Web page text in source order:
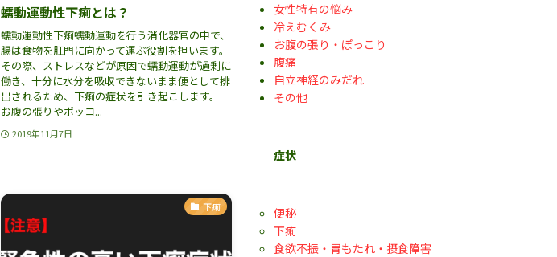
蠕動運動性下痢とは？
蠕動運動性下痢蠕動運動を行う消化器官の中で、
腸は食物を肛門に向かって運ぶ役割を担います。
その際、ストレスなどが原因で蠕動運動が過剰に
働き、十分に水分を吸収できないまま便として排
出されるため、下痢の症状を引き起こします。
お腹の張りやポッコ...
2019年11月7日
下痢
女性特有の悩み
冷えむくみ
お腹の張り・ぽっこり
腹痛
自立神経のみだれ
その他
症状
便秘
下痢
食欲不振・胃もたれ・摂食障害